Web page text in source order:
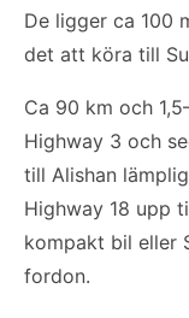
De ligger ca 100
det att köra till
Ca 90 km och
Highway 3 och
till Alishan
Highway 18 upp
kompakt bil eller
fordon.